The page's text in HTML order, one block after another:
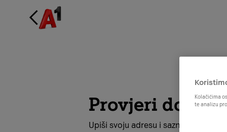
Provjeri
Upiši svoju adresu i saznaj koje su ti
Kolačićima
te analizu